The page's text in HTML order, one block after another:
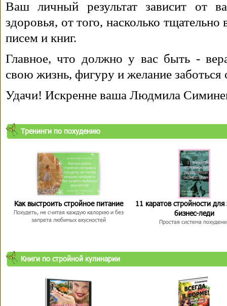
Ваш личный результат зависит от
здоровья, от того, насколько
писем и книг.
Главное, что должно у вас быть -
свою жизнь, фигуру и желание заботься
Удачи! Искренне ваша Людмила
Тренинги по похудению
Как выстроить стройное питание
Похудеть, не считая каждую калорию и без
запрета любимых вкусностей
11 каратов стройности для
бизнес-леди
Простая система
Книги по стройной кулинарии